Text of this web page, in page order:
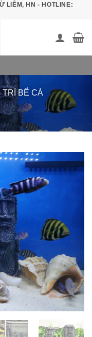
LIÊM, HN - HOTLINE:
TRÍ BỂ CÁ